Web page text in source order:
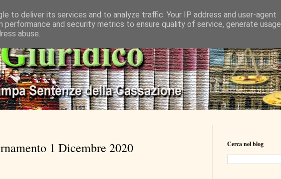
1 Dicembre 2020 Cerca nel blog
to deliver its services and to analyze traffic. Your IP address and user-agent
performance and security metrics to ensure quality of service, generate usage
abuse.